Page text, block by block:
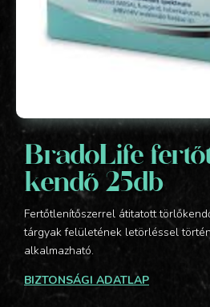
BradoLife
kendő 25db
Fertőtlenítőszerrel átitatott
tárgyak felületének letörléssel
alkalmazható.
BIZTONSÁGI ADATLAP